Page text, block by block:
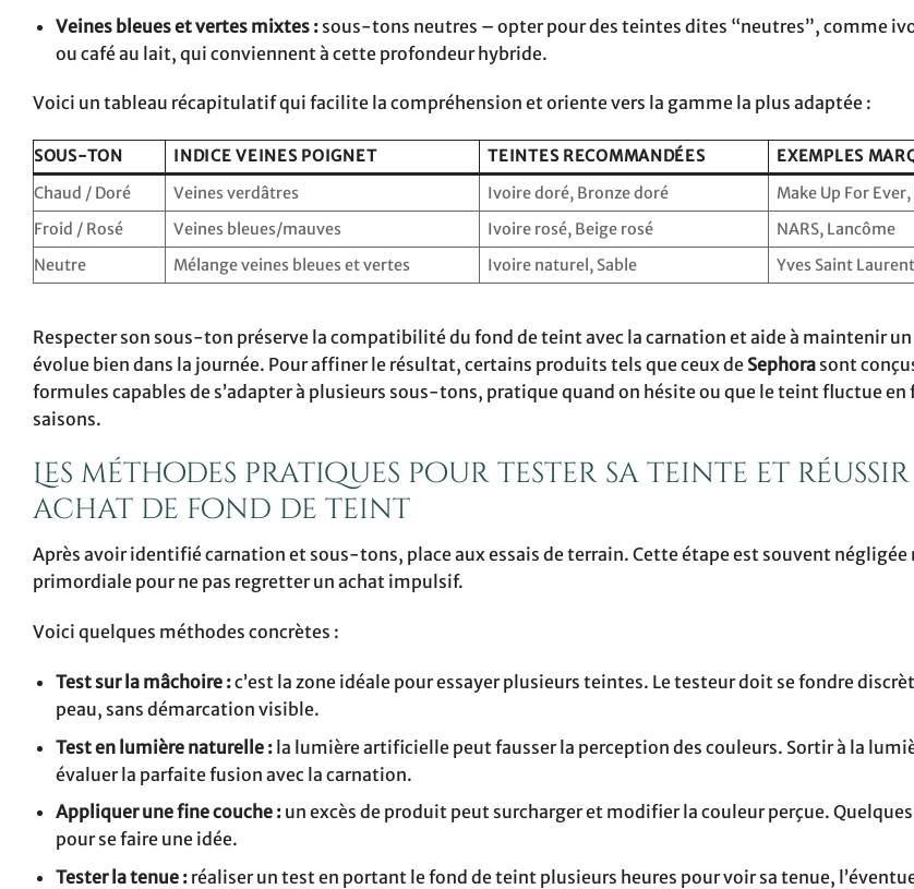
Veines bleues et vertes mixtes :sous-tons neutres – opter pour des teintes dites “neutres”, comme
ou café au lait, qui conviennent à cette profondeur hybride.
Voici un tableau récapitulatif qui facilite la compréhension et oriente vers la gamme la plus adaptée :
SOUS-TON INDICE VEINES POIGNET TEINTES RECOMMANDÉES
EXEMPLES
Chaud / Doré
Veines verdâtres Ivoire doré, Bronze doré
Make Up For Ever,
Froid / Rosé
Veines bleues/mauves Ivoire rosé, Beige rosé
NARS, Lancôme
Neutre
Mélange veines bleues et vertes Ivoire naturel, Sable Yves Saint
Respecter son sous-ton préserve la compatibilité du fond de teint avec la carnation et aide à maintenir
évolue bien dans la journée. Pour affiner le résultat, certains produits tels que ceux de Sephora sont
formules capables de s’adapter à plusieurs sous-tons, pratique quand on hésite ou que le teint fluctue en
saisons.
Les méthodes pratiques pour tester sa teinte et
achat de fond de teint
Après avoir identifié carnation et sous-tons, place aux essais de terrain. Cette étape est souvent négligée
primordiale pour ne pas regretter un achat impulsif.
Voici quelques méthodes concrètes :
Test sur la mâchoire :c’est la zone idéale pour essayer plusieurs teintes. Le testeur doit se fondre
peau, sans démarcation visible.
Test en lumière naturelle :la lumière artificielle peut fausser la perception des couleurs. Sortir à la
évaluer la parfaite fusion avec la carnation.
Appliquer une fine couche :un excès de produit peut surcharger et modifier la couleur perçue.
pour se faire une idée.
Tester la tenue :réaliser un test en portant le fond de teint plusieurs heures pour voir sa tenue,